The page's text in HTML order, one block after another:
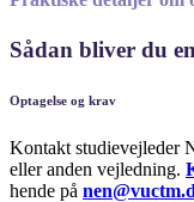
Sådan bliver du
Optagelse og krav
Kontakt studievejleder
eller anden vejledning.
hende på